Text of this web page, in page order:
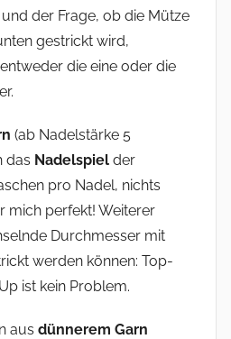
der Frage, ob die Mütze
gestrickt wird,
die eine oder die
(ab Nadelstärke 5
das Nadelspiel der
pro Nadel, nichts
mich perfekt! Weiterer
Durchmesser mit
werden können: Top-
ist kein Problem.
aus dünnerem Garn